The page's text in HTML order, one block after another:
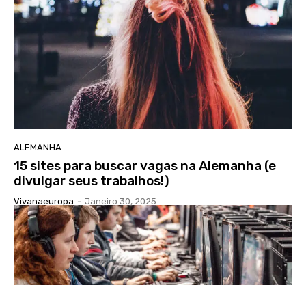
ALEMANHA
15 sites para buscar vagas na Alemanha (e
divulgar seus trabalhos!)
Vivanaeuropa - Janeiro 30, 2025